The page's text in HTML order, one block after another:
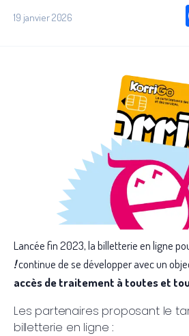
19 janvier 2026
Lancée fin 2023, la billetterie en ligne
!continue de se développer avec un
accès de traitement à toutes et
Les partenaires proposant le
billetterie en ligne :